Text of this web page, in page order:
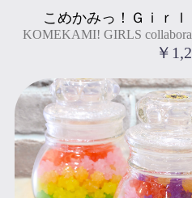
" title="こめかみっ！Ｇ
KOMEKAMI! GIRLS
">
こめかみっ！Ｇｉｒ
KOMEKAMI! GIRLS
￥